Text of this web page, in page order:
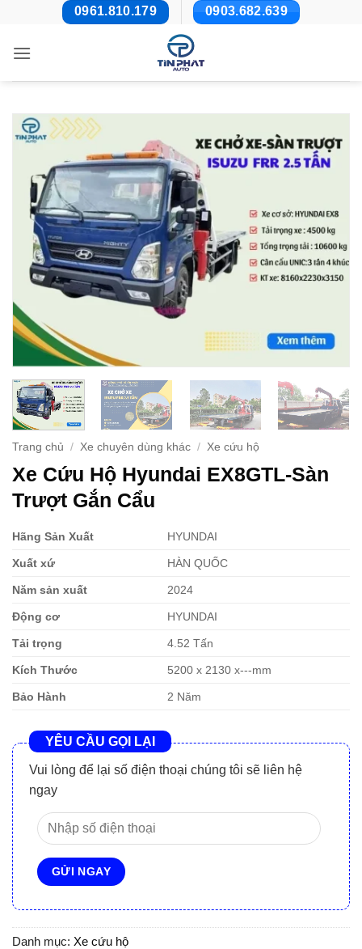
nội
0961.810.179 0903.682.639
Trang chủ / Xe chuyên dùng khác / Xe cứu hộ
Xe Cứu Hộ Hyundai EX8GTL-Sàn
Trượt Gắn Cẩu
Hãng Sản Xuất HYUNDAI
Xuất xứ HÀN QUỐC
Năm sản xuất 2024
Động cơ HYUNDAI
Tải trọng 4.52 Tấn
Kích Thước 5200 x 2130 x---mm
Bảo Hành 2 Năm
YÊU CẦU GỌI LẠI
Vui lòng để lại số điện thoại chúng tôi sẽ liên hệ
ngay
Danh mục: Xe cứu hộ